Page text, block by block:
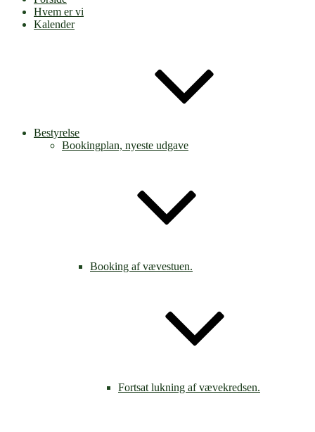
Hvem er vi
Kalender
Bestyrelse
Bookingplan, nyeste udgave
Booking af vævestuen.
Fortsat lukning af vævekredsen.